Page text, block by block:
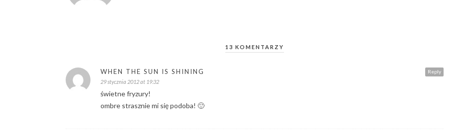
13 KOMENTARZY
Reply
WHEN THE SUN IS SHINING
29 stycznia 2012 at 19:32
świetne fryzury!
ombre strasznie mi się podoba! 🙂